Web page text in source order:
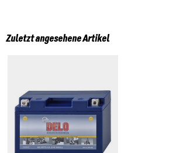
Zuletzt angesehene Artikel